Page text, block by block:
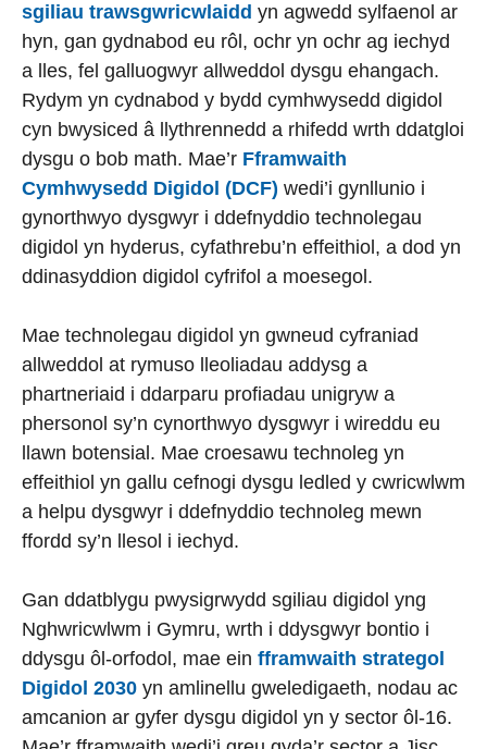
sgiliau trawsgwricwlaidd yn agwedd sylfaenol ar
hyn, gan gydnabod eu rôl, ochr yn ochr ag iechyd
a lles, fel galluogwyr allweddol dysgu ehangach.
Rydym yn cydnabod y bydd cymhwysedd digidol
cyn bwysiced â llythrennedd a rhifedd wrth ddatgloi
dysgu o bob math. Mae’r Fframwaith
Cymhwysedd Digidol (DCF) wedi’i gynllunio i
gynorthwyo dysgwyr i ddefnyddio technolegau
digidol yn hyderus, cyfathrebu’n effeithiol, a dod yn
ddinasyddion digidol cyfrifol a moesegol.
Mae technolegau digidol yn gwneud cyfraniad
allweddol at rymuso lleoliadau addysg a
phartneriaid i ddarparu profiadau unigryw a
phersonol sy’n cynorthwyo dysgwyr i wireddu eu
llawn botensial. Mae croesawu technoleg yn
effeithiol yn gallu cefnogi dysgu ledled y cwricwlwm
a helpu dysgwyr i ddefnyddio technoleg mewn
ffordd sy’n llesol i iechyd.
Gan ddatblygu pwysigrwydd sgiliau digidol yng
Nghwricwlwm i Gymru, wrth i ddysgwyr bontio i
ddysgu ôl-orfodol, mae ein fframwaith strategol
Digidol 2030 yn amlinellu gweledigaeth, nodau ac
amcanion ar gyfer dysgu digidol yn y sector ôl-16.